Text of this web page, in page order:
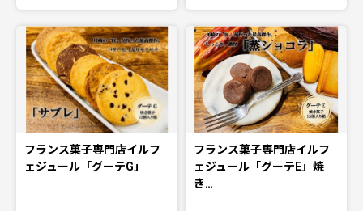
フランス菓子専門店イルフ
ェジュール「グーテG」
フランス菓子専門店イルフ
ェジュール「グーテE」焼
き…